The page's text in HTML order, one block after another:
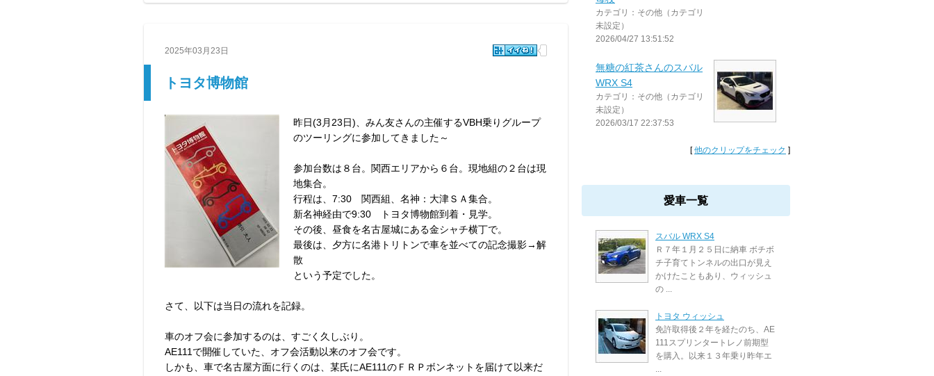
2025年03月23日
トヨタ博物館
昨日(3月23日)、みん友さんの主催するVBH乗りグループ
のツーリングに参加してきました～
参加台数は８台。関西エリアから６台。現地組の２台は現
地集合。
行程は、7:30 関西組、名神：大津ＳＡ集合。
新名神経由で9:30 トヨタ博物館到着・見学。
その後、昼食を名古屋城にある金シャチ横丁で。
最後は、夕方に名港トリトンで車を並べての記念撮影→解
散
という予定でした。
さて、以下は当日の流れを記録。
車のオフ会に参加するのは、すごく久しぶり。
AE111で開催していた、オフ会活動以来のオフ会です。
しかも、車で名古屋方面に行くのは、某氏にAE111のＦＲＰボンネットを届けて以来だ
カテゴリ：その他（カテゴリ
未設定）
2026/04/27 13:51:52
無糖の紅茶さんのスバル
WRX S4
カテゴリ：その他（カテゴリ
未設定）
2026/03/17 22:37:53
[他のクリップをチェック ]
愛車一覧
スバル WRX S4
Ｒ７年１月２５日に納車 ボチボ
チ子育てトンネルの出口が見え
かけたこともあり、ウィッシュ
の ...
トヨタ ウィッシュ
免許取得後２年を経たのち、AE
111スプリンタートレノ前期型
を購入。以来１３年乗り昨年エ
...